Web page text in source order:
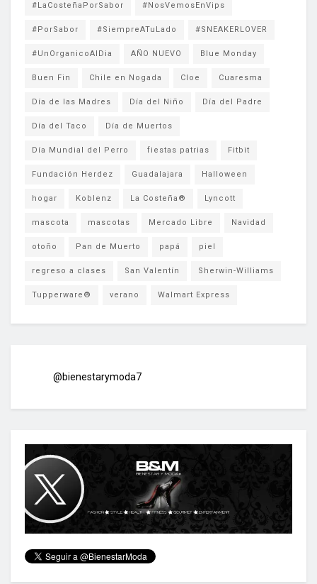
#LaCosteñaPorSabor #NosVemosEnVips
#PorSabor #SiempreATuLado #SNEAKERLOVER
#UnOrganicoAlDia AÑO NUEVO Blue Monday
Buen Fin Chile en Nogada Cloe Cuaresma
Día de las Madres Día del Niño Día del Padre
Día del Taco Día de Muertos
Día Mundial del Perro fiestas patrias Fitbit
Fundación Herdez Guadalajara Halloween
hogar Koblenz La Costeña® Lyncott
mascota mascotas Mercado Libre Navidad
otoño Pan de Muerto papá piel
regreso a clases San Valentín Sherwin-Williams
Tupperware® verano Walmart Express
@bienestarymoda7